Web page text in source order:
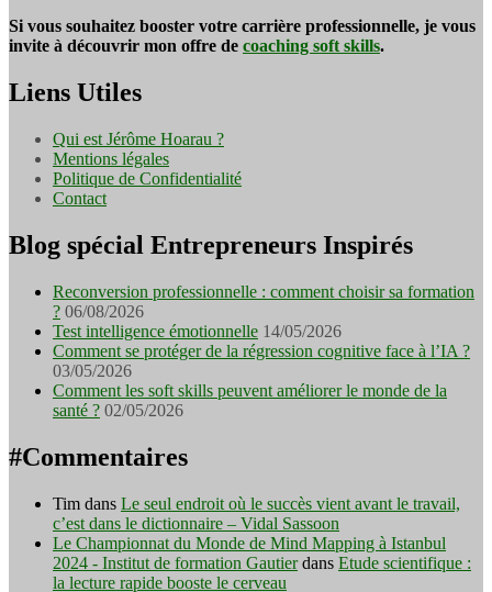
Si vous souhaitez booster votre carrière professionnelle, je vous
invite à découvrir mon offre de coaching soft skills.
Liens Utiles
Qui est Jérôme Hoarau ?
Mentions légales
Politique de Confidentialité
Contact
Blog spécial Entrepreneurs Inspirés
Reconversion professionnelle : comment choisir sa formation
? 06/08/2026
Test intelligence émotionnelle 14/05/2026
Comment se protéger de la régression cognitive face à l’IA ?
03/05/2026
Comment les soft skills peuvent améliorer le monde de la
santé ? 02/05/2026
#Commentaires
Tim dans Le seul endroit où le succès vient avant le travail,
c’est dans le dictionnaire – Vidal Sassoon
Le Championnat du Monde de Mind Mapping à Istanbul
2024 - Institut de formation Gautierdans Etude scientifique :
la lecture rapide booste le cerveau